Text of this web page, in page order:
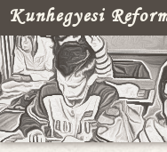
Kunhegyesi